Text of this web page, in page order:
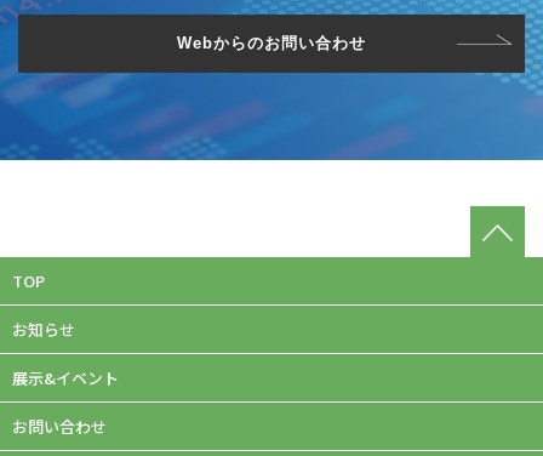
Webからのお問い合わせ
TOP
お知らせ
展示&イベント
お問い合わせ